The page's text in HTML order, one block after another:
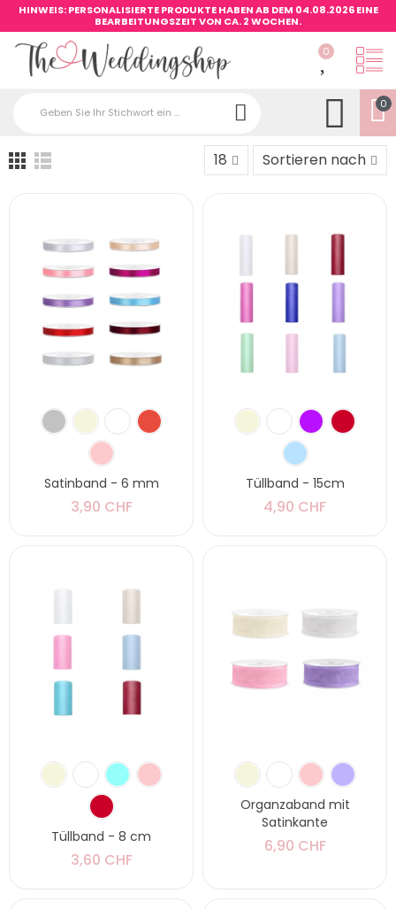
HINWEIS: PERSONALISIERTE PRODUKTE HABEN AB DEM 04.08.2026 EINE
BEARBEITUNGSZEIT VON CA. 2 WOCHEN.
0
0
18 Sortieren nach
Satinband - 6 mm
3,90 CHF
Tüllband - 15cm
4,90 CHF
Tüllband - 8 cm
3,60 CHF
Organzaband mit
Satinkante
6,90 CHF